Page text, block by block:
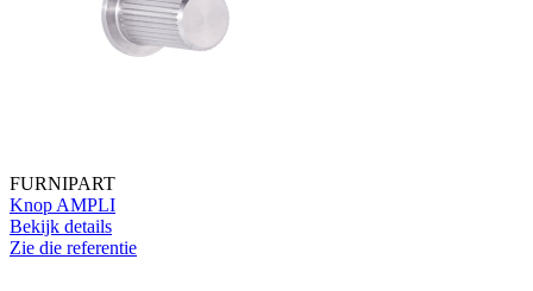
FURNIPART
Knop AMPLI
Bekijk details
Zie die referentie